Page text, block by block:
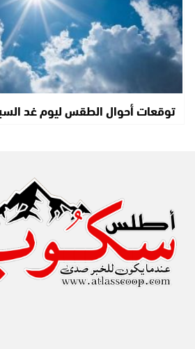
توقعات أحوال الطقس ليوم غد